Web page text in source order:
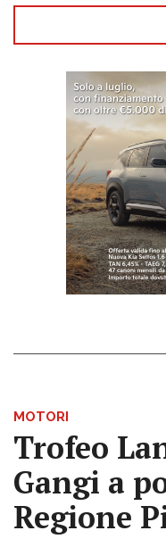
MOTORI
Trofeo
Gangi a
Regione